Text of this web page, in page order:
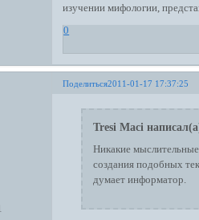
изучении мифологии,
0
Поделиться2011-01-17 17:37:25
Tresi Maci
Никакие
создания подобных
думает информатор.